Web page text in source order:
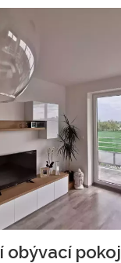
obývací pokoj